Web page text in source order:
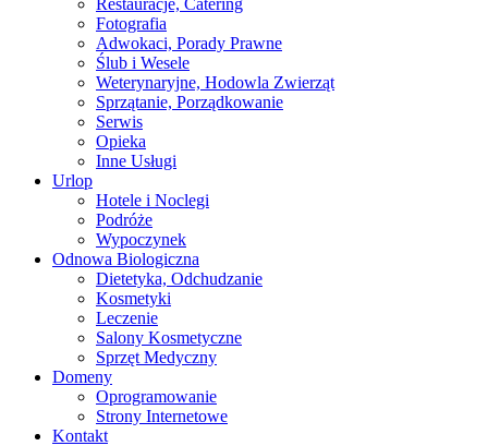
Restauracje, Catering
Fotografia
Adwokaci, Porady Prawne
Ślub i Wesele
Weterynaryjne, Hodowla Zwierząt
Sprzątanie, Porządkowanie
Serwis
Opieka
Inne Usługi
Urlop
Hotele i Noclegi
Podróże
Wypoczynek
Odnowa Biologiczna
Dietetyka, Odchudzanie
Kosmetyki
Leczenie
Salony Kosmetyczne
Sprzęt Medyczny
Domeny
Oprogramowanie
Strony Internetowe
Kontakt